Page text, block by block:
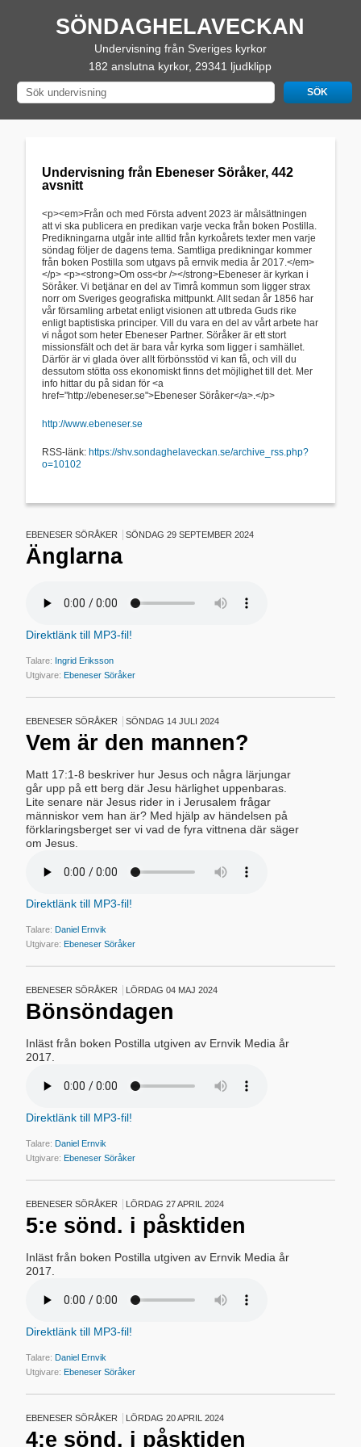
SÖNDAGHELAVECKAN
Undervisning från Sveriges kyrkor
182 anslutna kyrkor, 29341 ljudklipp
Undervisning från Ebeneser Söråker, 442
avsnitt
<p><em>Från och med Första advent 2023 är målsättningen
att vi ska publicera en predikan varje vecka från boken Postilla.
Predikningarna utgår inte alltid från kyrkoårets texter men varje
söndag följer de dagens tema. Samtliga predikningar kommer
från boken Postilla som utgavs på ernvik media år 2017.</em>
</p> <p><strong>Om oss<br /></strong>Ebeneser är kyrkan i
Söråker. Vi betjänar en del av Timrå kommun som ligger strax
norr om Sveriges geografiska mittpunkt. Allt sedan år 1856 har
vår församling arbetat enligt visionen att utbreda Guds rike
enligt baptistiska principer. Vill du vara en del av vårt arbete har
vi något som heter Ebeneser Partner. Söråker är ett stort
missionsfält och det är bara vår kyrka som ligger i samhället.
Därför är vi glada över allt förbönsstöd vi kan få, och vill du
dessutom stötta oss ekonomiskt finns det möjlighet till det. Mer
info hittar du på sidan för <a
href="http://ebeneser.se">Ebeneser Söråker</a>.</p>
http://www.ebeneser.se
RSS-länk: https://shv.sondaghelaveckan.se/archive_rss.php?
o=10102
EBENESER SÖRÅKER SÖNDAG 29 SEPTEMBER 2024
Änglarna
Direktlänk till MP3-fil!
Talare: Ingrid Eriksson
Utgivare:Ebeneser Söråker
EBENESER SÖRÅKER SÖNDAG 14 JULI 2024
Vem är den mannen?
Matt 17:1-8 beskriver hur Jesus och några lärjungar
går upp på ett berg där Jesu härlighet uppenbaras.
Lite senare när Jesus rider in i Jerusalem frågar
människor vem han är? Med hjälp av händelsen på
förklaringsberget ser vi vad de fyra vittnena där säger
om Jesus.
Direktlänk till MP3-fil!
Talare:Daniel Ernvik
Utgivare:Ebeneser Söråker
EBENESER SÖRÅKER LÖRDAG 04 MAJ 2024
Bönsöndagen
Inläst från boken Postilla utgiven av Ernvik Media år
2017.
Direktlänk till MP3-fil!
Talare:Daniel Ernvik
Utgivare:Ebeneser Söråker
EBENESER SÖRÅKER LÖRDAG 27 APRIL 2024
5:e sönd. i påsktiden
Inläst från boken Postilla utgiven av Ernvik Media år
2017.
Direktlänk till MP3-fil!
Talare:Daniel Ernvik
Utgivare:Ebeneser Söråker
EBENESER SÖRÅKER LÖRDAG 20 APRIL 2024
4:e sönd. i påsktiden